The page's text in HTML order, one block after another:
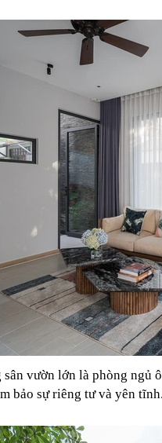
vườn lớn là phòng ngủ
bảo sự riêng tư và yên tĩnh.